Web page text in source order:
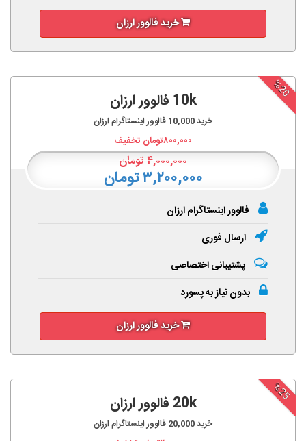
خرید فالوور ارزان
%20
10k فالوور ارزان
خرید10,000 فالوور اینستاگرام ارزان
۸۰۰,۰۰۰تومان تخفیف
۴,۰۰۰,۰۰۰تومان
۳,۲۰۰,۰۰۰ تومان
فالوور اینستاگرام ارزان
ارسال فوری
پشتیبانی اختصاصی
بدون نیاز به پسورد
خرید فالوور ارزان
%25
20k فالوور ارزان
خرید20,000 فالوور اینستاگرام ارزان